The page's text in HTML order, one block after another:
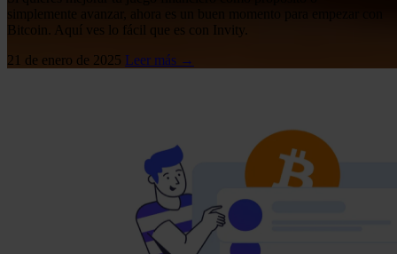
simplemente avanzar, ahora es un buen momento para empezar con
Bitcoin. Aquí ves lo fácil que es con Invity.
21 de enero de 2025 Leer más →